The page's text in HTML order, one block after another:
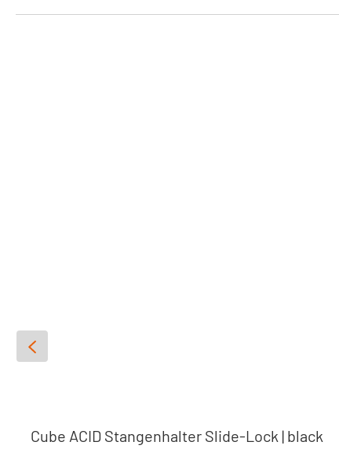
Cube ACID Stangenhalter Slide-Lock | black